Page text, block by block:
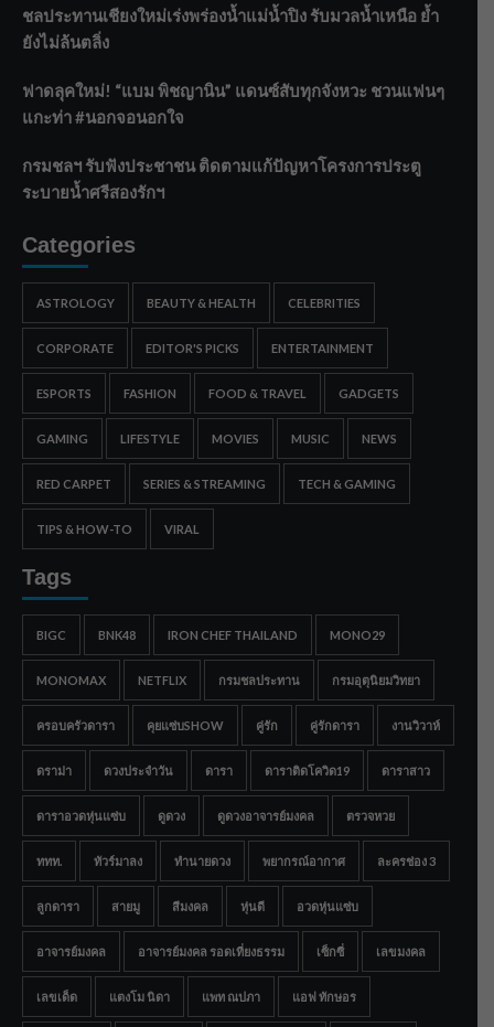
ชลประทานเชียงใหม่เร่งพร่องน้ำแม่น้ำปิง รับมวลน้ำเหนือ ย้ำ
ยังไม่ล้นตลิ่ง
ฟาดลุคใหม่! “แบม พิชญานิน” แดนซ์สับทุกจังหวะ ชวนแฟนๆ
แกะท่า #นอกจอนอกใจ
กรมชลฯ รับฟังประชาชน ติดตามแก้ปัญหาโครงการประตู
ระบายน้ำศรีสองรักฯ
Categories
ASTROLOGY BEAUTY & HEALTH CELEBRITIES
CORPORATE EDITOR'S PICKS ENTERTAINMENT
ESPORTS FASHION FOOD & TRAVEL GADGETS
GAMING LIFESTYLE MOVIES MUSIC NEWS
RED CARPET SERIES & STREAMING TECH & GAMING
TIPS & HOW-TO VIRAL
Tags
BIGC BNK48 IRON CHEF THAILAND MONO29
MONOMAX NETFLIX กรมชลประทาน กรมอุตุนิยมวิทยา
ครอบครัวดารา คุยแซ่บSHOW คู่รัก คู่รักดารา งานวิวาห์
ดราม่า ดวงประจำวัน ดารา ดาราติดโควิด19 ดาราสาว
ดาราอวดหุ่นแซ่บ ดูดวง ดูดวงอาจารย์มงคล ตรวจหวย
ททท. ทัวร์มาลง ทำนายดวง พยากรณ์อากาศ ละครช่อง 3
ลูกดารา สายมู สีมงคล หุ่นดี อวดหุ่นแซ่บ
อาจารย์มงคล อาจารย์มงคล รอดเที่ยงธรรม เซ็กซี่ เลขมงคล
เลขเด็ด แตงโม นิดา แพท ณปภา แอฟ ทักษอร